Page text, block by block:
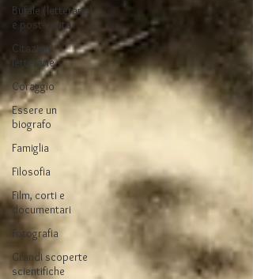
Bufale (letterarie)
e post-verità
Citazioni
letterarie
Coraggio
Essere un
biografo
Famiglia
Filosofia
Film, corti e
documentari
Fotografia
Grandi scoperte
scientifiche